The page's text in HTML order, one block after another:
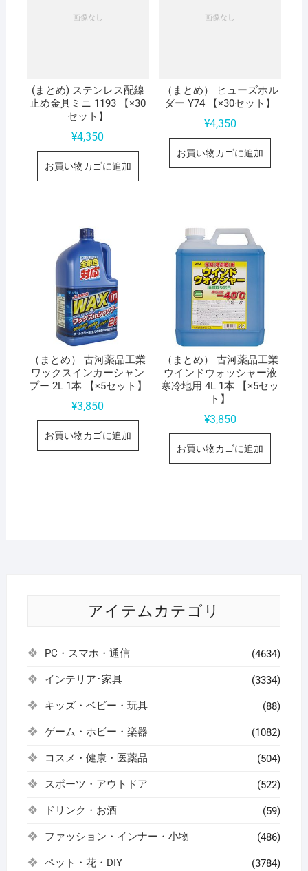
(まとめ) ステンレス配線
止め金具ミニ 1193 【×30
セット】
¥4,350
お買い物カゴに追加
（まとめ） ヒューズホル
ダー Y74 【×30セット】
¥4,350
お買い物カゴに追加
（まとめ） 古河薬品工業
ワックスインカーシャン
プー 2L 1本 【×5セット】
¥3,850
お買い物カゴに追加
（まとめ） 古河薬品工業
ウインドウォッシャー液
寒冷地用 4L 1本 【×5セッ
ト】
¥3,850
お買い物カゴに追加
アイテムカテゴリ
PC・スマホ・通信 (4634)
インテリア･家具 (3334)
キッズ・ベビー・玩具 (88)
ゲーム・ホビー・楽器 (1082)
コスメ・健康・医薬品 (504)
スポーツ・アウトドア (522)
ドリンク・お酒 (59)
ファッション・インナー・小物 (486)
ペット・花・DIY (3784)